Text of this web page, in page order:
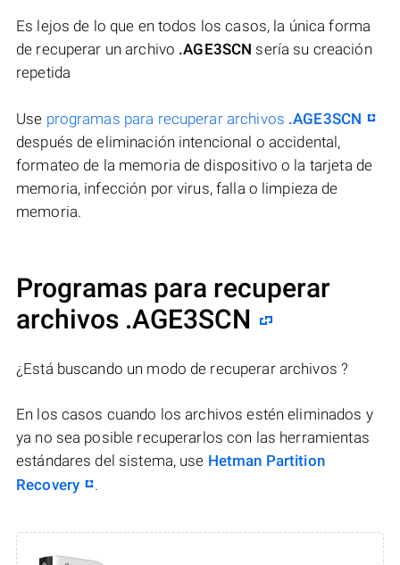
Es lejos de lo que en todos los casos, la única forma
de recuperar un archivo .AGE3SCN sería su creación
repetida
Use programas para recuperar archivos .AGE3SCN
después de eliminación intencional o accidental,
formateo de la memoria de dispositivo o la tarjeta de
memoria, infección por virus, falla o limpieza de
memoria.
Programas para recuperar
archivos .AGE3SCN
¿Está buscando un modo de recuperar archivos ?
En los casos cuando los archivos estén eliminados y
ya no sea posible recuperarlos con las herramientas
estándares del sistema, use Hetman Partition
Recovery
.